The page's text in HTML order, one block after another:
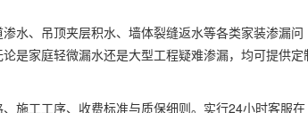
水、吊顶夹层积水、墙体裂缝返水等各类家装渗漏问
是家庭轻微漏水还是大型工程疑难渗漏，均可提供定
施工工序、收费标准与质保细则。实行24小时客服在